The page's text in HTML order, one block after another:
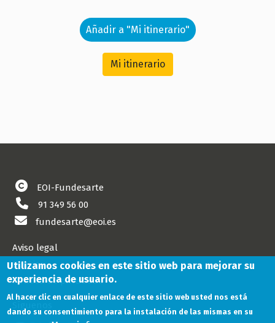
Añadir a "Mi itinerario"
Mi itinerario
EOI-Fundesarte
91 349 56 00
fundesarte@eoi.es
Aviso legal
Cookies
Política de privacidad
Utilizamos cookies en este sitio web para mejorar su
experiencia de usuario.
Al hacer clic en cualquier enlace de este sitio web usted nos está
dando su consentimiento para la instalación de las mismas en su